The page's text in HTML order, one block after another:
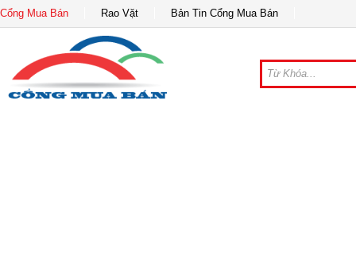
Cổng Mua Bán Rao Vặt Bản Tin Cổng Mua Bán